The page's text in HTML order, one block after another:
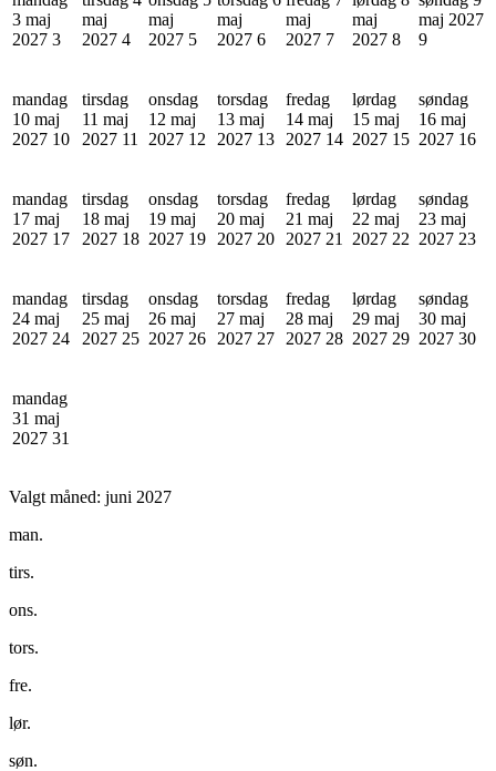
3 maj
2027 3
maj
2027 4
maj
2027 5
maj
2027 6
maj
2027 7
maj
2027 8
maj 2027
9
mandag
10 maj
2027 10
tirsdag
11 maj
2027 11
onsdag
12 maj
2027 12
torsdag
13 maj
2027 13
fredag
14 maj
2027 14
lørdag
15 maj
2027 15
søndag
16 maj
2027 16
mandag
17 maj
2027 17
tirsdag
18 maj
2027 18
onsdag
19 maj
2027 19
torsdag
20 maj
2027 20
fredag
21 maj
2027 21
lørdag
22 maj
2027 22
søndag
23 maj
2027 23
mandag
24 maj
2027 24
tirsdag
25 maj
2027 25
onsdag
26 maj
2027 26
torsdag
27 maj
2027 27
fredag
28 maj
2027 28
lørdag
29 maj
2027 29
søndag
30 maj
2027 30
mandag
31 maj
2027 31
Valgt måned: juni 2027
man.
tirs.
ons.
tors.
fre.
lør.
søn.